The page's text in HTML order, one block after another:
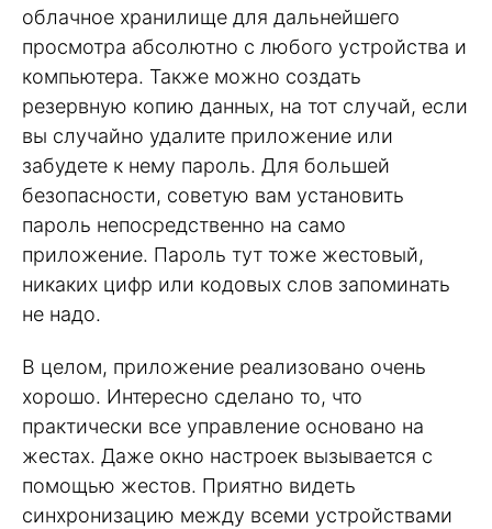
облачное хранилище для дальнейшего
просмотра абсолютно с любого устройства и
компьютера. Также можно создать
резервную копию данных, на тот случай, если
вы случайно удалите приложение или
забудете к нему пароль. Для большей
безопасности, советую вам установить
пароль непосредственно на само
приложение. Пароль тут тоже жестовый,
никаких цифр или кодовых слов запоминать
не надо.
В целом, приложение реализовано очень
хорошо. Интересно сделано то, что
практически все управление основано на
жестах. Даже окно настроек вызывается с
помощью жестов. Приятно видеть
синхронизацию между всеми устройствами